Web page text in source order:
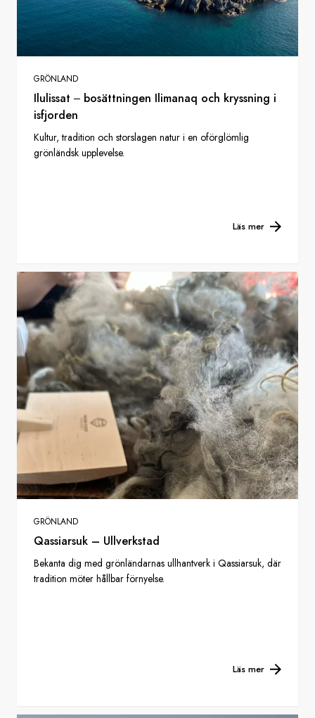
GRÖNLAND
Ilulissat ‒ bosättningen Ilimanaq och kryssning i
isfjorden
Kultur, tradition och storslagen natur i en oförglömlig
grönländsk upplevelse.
Läs mer
GRÖNLAND
Qassiarsuk – Ullverkstad
Bekanta dig med grönländarnas ullhantverk i Qassiarsuk, där
tradition möter hållbar förnyelse.
Läs mer